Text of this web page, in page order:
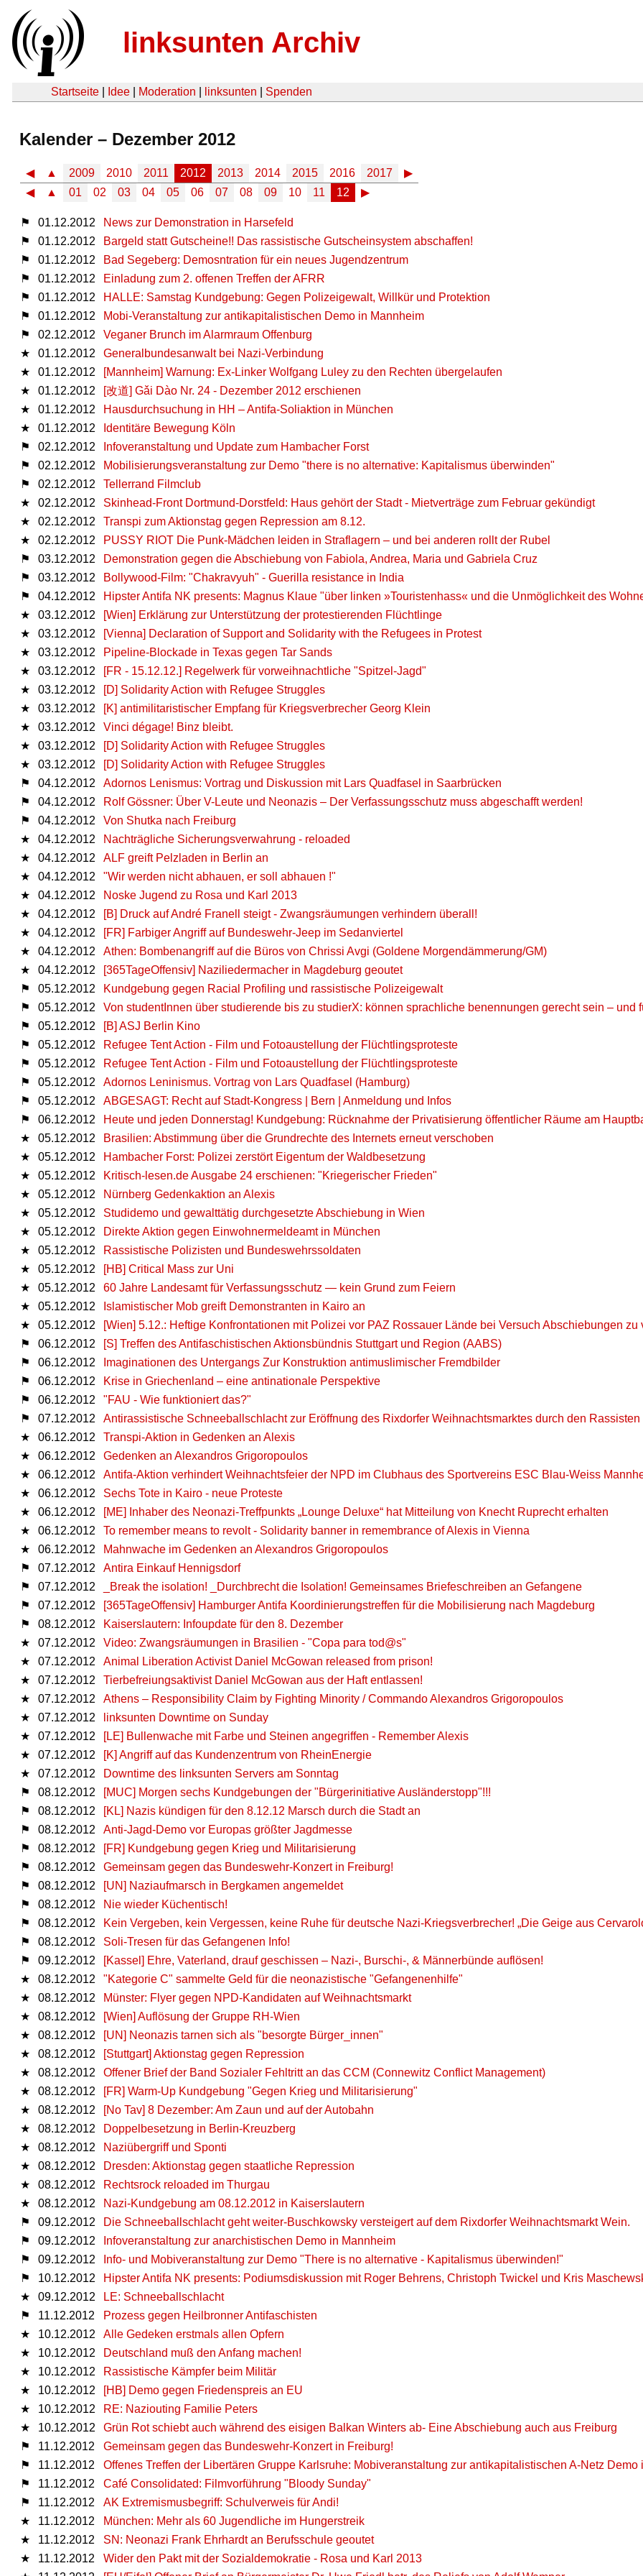
linksunten Archiv
Startseite Idee Moderation linksunten Spenden
Kalender – Dezember 2012
◀ ▲ 2009 2010 2011 2012 2013 2014 2015 2016 2017
▶
◀
▲ 01 02 03 04 05 06 07 08 09 10 11 12 ▶
⚑ 01.12.2012
News zur Demonstration in Harsefeld
⚑
01.12.2012
Bargeld statt Gutscheine!! Das rassistische Gutscheinsystem abschaffen!
⚑
01.12.2012
Bad Segeberg: Demosntration für ein neues Jugendzentrum
⚑
01.12.2012
Einladung zum 2. offenen Treffen der AFRR
⚑
01.12.2012
HALLE: Samstag Kundgebung: Gegen Polizeigewalt, Willkür und Protektion
⚑
01.12.2012
Mobi-Veranstaltung zur antikapitalistischen Demo in Mannheim
⚑
02.12.2012
Veganer Brunch im Alarmraum Offenburg
★
01.12.2012
Generalbundesanwalt bei Nazi-Verbindung
★
01.12.2012
[Mannheim] Warnung: Ex-Linker Wolfgang Luley zu den Rechten übergelaufen
★
01.12.2012
[改道] Gǎi Dào Nr. 24 - Dezember 2012 erschienen
★
01.12.2012
Hausdurchsuchung in HH – Antifa-Soliaktion in München
★
01.12.2012
Identitäre Bewegung Köln
⚑
02.12.2012
Infoveranstaltung und Update zum Hambacher Forst
⚑
02.12.2012
Mobilisierungsveranstaltung zur Demo "there is no alternative: Kapitalismus überwinden"
⚑
02.12.2012
Tellerrand Filmclub
★
02.12.2012
Skinhead-Front Dortmund-Dorstfeld: Haus gehört der Stadt - Mietverträge zum Februar gekündigt
★
02.12.2012
Transpi zum Aktionstag gegen Repression am 8.12.
★
02.12.2012
PUSSY RIOT Die Punk-Mädchen leiden in Straflagern – und bei anderen rollt der Rubel
⚑
03.12.2012
Demonstration gegen die Abschiebung von Fabiola, Andrea, Maria und Gabriela Cruz
⚑
03.12.2012
Bollywood-Film: "Chakravyuh" - Guerilla resistance in India
⚑
04.12.2012
Hipster Antifa NK presents: Magnus Klaue "über linken »Touristenhass« und die Unmöglichkeit des
★
03.12.2012
[Wien] Erklärung zur Unterstützung der protestierenden Flüchtlinge
★
03.12.2012
[Vienna] Declaration of Support and Solidarity with the Refugees in Protest
★
03.12.2012
Pipeline-Blockade in Texas gegen Tar Sands
★
03.12.2012
[FR - 15.12.12.] Regelwerk für vorweihnachtliche "Spitzel-Jagd"
★
03.12.2012
[D] Solidarity Action with Refugee Struggles
★
03.12.2012
[K] antimilitaristischer Empfang für Kriegsverbrecher Georg Klein
★
03.12.2012
Vinci dégage! Binz bleibt.
★
03.12.2012
[D] Solidarity Action with Refugee Struggles
★
03.12.2012
[D] Solidarity Action with Refugee Struggles
⚑
04.12.2012
Adornos Lenismus: Vortrag und Diskussion mit Lars Quadfasel in Saarbrücken
⚑
04.12.2012
Rolf Gössner: Über V-Leute und Neonazis – Der Verfassungsschutz muss abgeschafft werden!
⚑
04.12.2012
Von Shutka nach Freiburg
★
04.12.2012
Nachträgliche Sicherungsverwahrung - reloaded
★
04.12.2012
ALF greift Pelzladen in Berlin an
★
04.12.2012
"Wir werden nicht abhauen, er soll abhauen !"
★
04.12.2012
Noske Jugend zu Rosa und Karl 2013
★
04.12.2012
[B] Druck auf André Franell steigt - Zwangsräumungen verhindern überall!
★
04.12.2012
[FR] Farbiger Angriff auf Bundeswehr-Jeep im Sedanviertel
★
04.12.2012
Athen: Bombenangriff auf die Büros von Chrissi Avgi (Goldene Morgendämmerung/GM)
★
04.12.2012
[365TageOffensiv] Naziliedermacher in Magdeburg geoutet
⚑
05.12.2012
Kundgebung gegen Racial Profiling und rassistische Polizeigewalt
⚑
05.12.2012
Von studentInnen über studierende bis zu studierX: können sprachliche benennungen gerecht sein – und
⚑
05.12.2012
[B] ASJ Berlin Kino
⚑
05.12.2012
Refugee Tent Action - Film und Fotoaustellung der Flüchtlingsproteste
⚑
05.12.2012
Refugee Tent Action - Film und Fotoaustellung der Flüchtlingsproteste
⚑
05.12.2012
Adornos Leninismus. Vortrag von Lars Quadfasel (Hamburg)
⚑
05.12.2012
ABGESAGT: Recht auf Stadt-Kongress | Bern | Anmeldung und Infos
⚑
06.12.2012
Heute und jeden Donnerstag! Kundgebung: Rücknahme der Privatisierung öffentlicher Räume am
★
05.12.2012
Brasilien: Abstimmung über die Grundrechte des Internets erneut verschoben
★
05.12.2012
Hambacher Forst: Polizei zerstört Eigentum der Waldbesetzung
★
05.12.2012
Kritisch-lesen.de Ausgabe 24 erschienen: "Kriegerischer Frieden"
★
05.12.2012
Nürnberg Gedenkaktion an Alexis
★
05.12.2012
Studidemo und gewalttätig durchgesetzte Abschiebung in Wien
★
05.12.2012
Direkte Aktion gegen Einwohnermeldeamt in München
★
05.12.2012
Rassistische Polizisten und Bundeswehrssoldaten
★
05.12.2012
[HB] Critical Mass zur Uni
★
05.12.2012
60 Jahre Landesamt für Verfassungsschutz — kein Grund zum Feiern
★
05.12.2012
Islamistischer Mob greift Demonstranten in Kairo an
★
05.12.2012
[Wien] 5.12.: Heftige Konfrontationen mit Polizei vor PAZ Rossauer Lände bei Versuch Abschiebungen zu
⚑
06.12.2012
[S] Treffen des Antifaschistischen Aktionsbündnis Stuttgart und Region (AABS)
⚑
06.12.2012
Imaginationen des Untergangs Zur Konstruktion antimuslimischer Fremdbilder
⚑
06.12.2012
Krise in Griechenland – eine antinationale Perspektive
⚑
06.12.2012
"FAU - Wie funktioniert das?"
⚑
07.12.2012
Antirassistische Schneeballschlacht zur Eröffnung des Rixdorfer Weihnachtsmarktes durch den
★
06.12.2012
Transpi-Aktion in Gedenken an Alexis
★
06.12.2012
Gedenken an Alexandros Grigoropoulos
★
06.12.2012
Antifa-Aktion verhindert Weihnachtsfeier der NPD im Clubhaus des Sportvereins ESC Blau-Weiss
★
06.12.2012
Sechs Tote in Kairo - neue Proteste
★
06.12.2012
[ME] Inhaber des Neonazi-Treffpunkts „Lounge Deluxe“ hat Mitteilung von Knecht Ruprecht erhalten
★
06.12.2012
To remember means to revolt - Solidarity banner in remembrance of Alexis in Vienna
★
06.12.2012
Mahnwache im Gedenken an Alexandros Grigoropoulos
⚑
07.12.2012
Antira Einkauf Hennigsdorf
⚑
07.12.2012
_Break the isolation! _Durchbrecht die Isolation! Gemeinsames Briefeschreiben an Gefangene
⚑
07.12.2012
[365TageOffensiv] Hamburger Antifa Koordinierungstreffen für die Mobilisierung nach Magdeburg
⚑
08.12.2012
Kaiserslautern: Infoupdate für den 8. Dezember
★
07.12.2012
Video: Zwangsräumungen in Brasilien - "Copa para tod@s"
★
07.12.2012
Animal Liberation Activist Daniel McGowan released from prison!
★
07.12.2012
Tierbefreiungsaktivist Daniel McGowan aus der Haft entlassen!
★
07.12.2012
Athens – Responsibility Claim by Fighting Minority / Commando Alexandros Grigoropoulos
★
07.12.2012
linksunten Downtime on Sunday
★
07.12.2012
[LE] Bullenwache mit Farbe und Steinen angegriffen - Remember Alexis
★
07.12.2012
[K] Angriff auf das Kundenzentrum von RheinEnergie
★
07.12.2012
Downtime des linksunten Servers am Sonntag
⚑
08.12.2012
[MUC] Morgen sechs Kundgebungen der "Bürgerinitiative Ausländerstopp"!!!
⚑
08.12.2012
[KL] Nazis kündigen für den 8.12.12 Marsch durch die Stadt an
⚑
08.12.2012
Anti-Jagd-Demo vor Europas größter Jagdmesse
⚑
08.12.2012
[FR] Kundgebung gegen Krieg und Militarisierung
⚑
08.12.2012
Gemeinsam gegen das Bundeswehr-Konzert in Freiburg!
⚑
08.12.2012
[UN] Naziaufmarsch in Bergkamen angemeldet
⚑
08.12.2012
Nie wieder Küchentisch!
⚑
08.12.2012
Kein Vergeben, kein Vergessen, keine Ruhe für deutsche Nazi-Kriegsverbrecher! „Die Geige aus
⚑
08.12.2012
Soli-Tresen für das Gefangenen Info!
⚑
09.12.2012
[Kassel] Ehre, Vaterland, drauf geschissen – Nazi-, Burschi-, & Männerbünde auflösen!
★
08.12.2012
"Kategorie C" sammelte Geld für die neonazistische "Gefangenenhilfe"
★
08.12.2012
Münster: Flyer gegen NPD-Kandidaten auf Weihnachtsmarkt
★
08.12.2012
[Wien] Auflösung der Gruppe RH-Wien
★
08.12.2012
[UN] Neonazis tarnen sich als "besorgte Bürger_innen"
★
08.12.2012
[Stuttgart] Aktionstag gegen Repression
★
08.12.2012
Offener Brief der Band Sozialer Fehltritt an das CCM (Connewitz Conflict Management)
★
08.12.2012
[FR] Warm-Up Kundgebung "Gegen Krieg und Militarisierung"
★
08.12.2012
[No Tav] 8 Dezember: Am Zaun und auf der Autobahn
★
08.12.2012
Doppelbesetzung in Berlin-Kreuzberg
★
08.12.2012
Naziübergriff und Sponti
★
08.12.2012
Dresden: Aktionstag gegen staatliche Repression
★
08.12.2012
Rechtsrock reloaded im Thurgau
★
08.12.2012
Nazi-Kundgebung am 08.12.2012 in Kaiserslautern
⚑
09.12.2012
Die Schneeballschlacht geht weiter-Buschkowsky versteigert auf dem Rixdorfer Weihnachtsmarkt Wein.
⚑
09.12.2012
Infoveranstaltung zur anarchistischen Demo in Mannheim
⚑
09.12.2012
Info- und Mobiveranstaltung zur Demo "There is no alternative - Kapitalismus überwinden!"
⚑
10.12.2012
Hipster Antifa NK presents: Podiumsdiskussion mit Roger Behrens, Christoph Twickel und Kris
★
09.12.2012
LE: Schneeballschlacht
⚑
11.12.2012
Prozess gegen Heilbronner Antifaschisten
★
10.12.2012
Alle Gedeken erstmals allen Opfern
★
10.12.2012
Deutschland muß den Anfang machen!
★
10.12.2012
Rassistische Kämpfer beim Militär
★
10.12.2012
[HB] Demo gegen Friedenspreis an EU
★
10.12.2012
RE: Naziouting Familie Peters
★
10.12.2012
Grün Rot schiebt auch während des eisigen Balkan Winters ab- Eine Abschiebung auch aus Freiburg
⚑
11.12.2012
Gemeinsam gegen das Bundeswehr-Konzert in Freiburg!
⚑
11.12.2012
Offenes Treffen der Libertären Gruppe Karlsruhe: Mobiveranstaltung zur antikapitalistischen A-Netz Demo
⚑
11.12.2012
Café Consolidated: Filmvorführung "Bloody Sunday"
⚑
11.12.2012
AK Extremismusbegriff: Schulverweis für Andi!
★
11.12.2012
München: Mehr als 60 Jugendliche im Hungerstreik
★
11.12.2012
SN: Neonazi Frank Ehrhardt an Berufsschule geoutet
★
11.12.2012
Wider den Pakt mit der Sozialdemokratie - Rosa und Karl 2013